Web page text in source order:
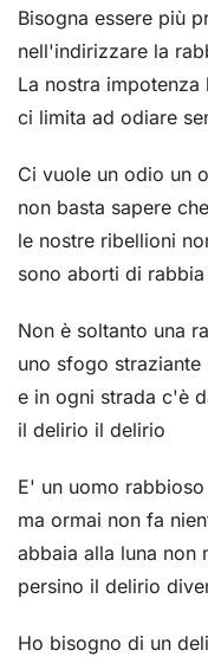
Bisogna essere più
nell'indirizzare la
La nostra
ci limita ad odiare
Ci vuole un odio un
non basta sapere
le nostre ribellioni
sono aborti di
Non è soltanto una
uno sfogo straziante
e in ogni strada c'è
il delirio il delirio
E' un uomo
ma ormai non fa
abbaia alla luna non
persino il delirio
Ho bisogno di un